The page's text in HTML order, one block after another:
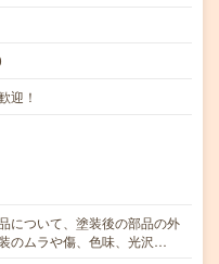
迎！
について、塗装後の部品の外
のムラや傷、色味、光沢…